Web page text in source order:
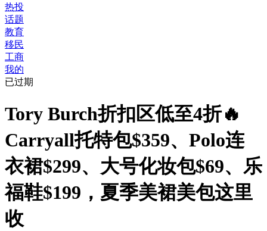
热投
话题
教育
移民
工商
我的
已过期
Tory Burch折扣区低至4折🔥
Carryall托特包$359、Polo连
衣裙$299、大号化妆包$69、乐
福鞋$199，夏季美裙美包这里
收